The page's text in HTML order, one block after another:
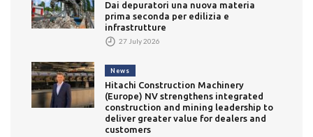
Dai depuratori una nuova materia
prima seconda per edilizia e
infrastrutture
27 July 2026
News
Hitachi Construction Machinery
(Europe) NV strengthens integrated
construction and mining leadership to
deliver greater value for dealers and
customers